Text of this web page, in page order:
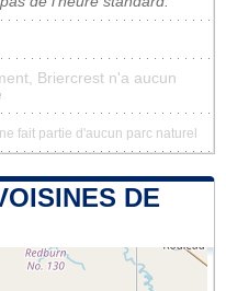
Briercrest n'a aucun
fait partie d'aucun parc naturel
DE